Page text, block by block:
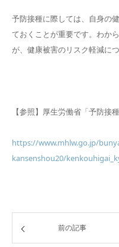
予防接種に際しては、自身の
ておくことが重要です。わか
が、健康被害のリスク軽減に
【参照】厚生労働省「予防接
https://www.mhlw.go.jp/
kansenshou20/
前の記事